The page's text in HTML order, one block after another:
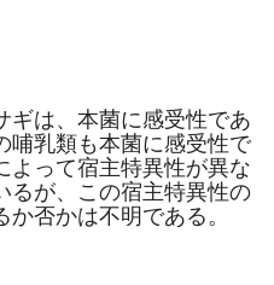
ギは、本菌に感受性であ
哺乳類も本菌に感受性で
よって宿主特異性が異な
るが、この宿主特異性の
否かは不明である。